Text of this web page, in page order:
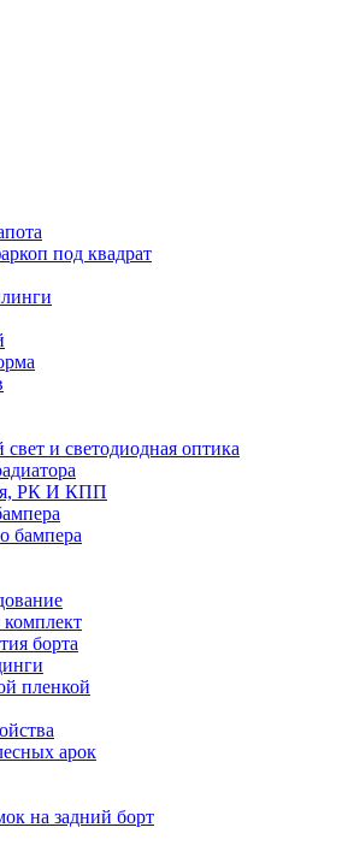
под квадрат
и светодиодная оптика
РК И КПП
бампера
борта
пленкой
арок
на задний борт